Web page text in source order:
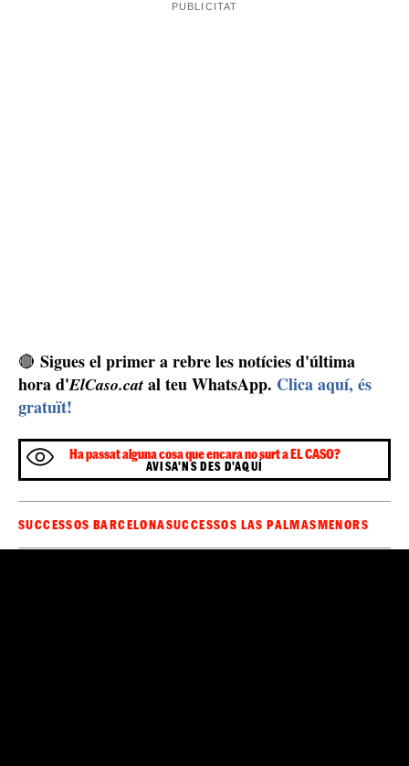
🔴 Sigues el primer a rebre les notícies d'última
hora d'ElCaso.cat al teu WhatsApp. Clica aquí, és
gratuït!
Ha passat alguna cosa que encara no surt a EL CASO?
AVISA'NS DES D'AQUÍ
SUCCESSOS BARCELONASUCCESSOS LAS PALMASMENORS